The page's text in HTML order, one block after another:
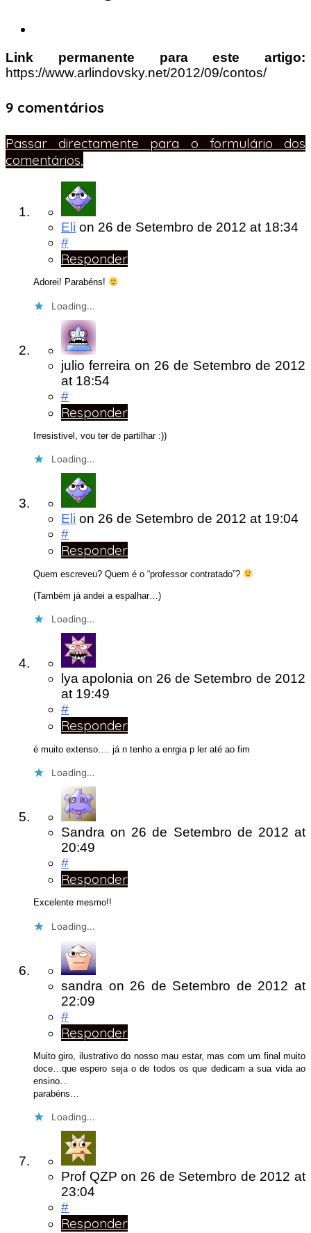
Link permanente para este artigo:
https://www.arlindovsky.net/2012/09/contos/
9 comentários
Passar directamente para o formulário dos
comentários,
Eli on 26 de Setembro de 2012 at 18:34
#
Responder
Adorei! Parabéns!
Loading...
julio ferreira on 26 de Setembro de 2012
at 18:54
#
Responder
Irresistivel, vou ter de partilhar :))
Loading...
Eli on 26 de Setembro de 2012 at 19:04
#
Responder
Quem escreveu? Quem é o “professor contratado”?
(Também já andei a espalhar…)
Loading...
lya apolonia on 26 de Setembro de 2012
at 19:49
#
Responder
é muito extenso…. já n tenho a enrgia p ler até ao fim
Loading...
Sandra on 26 de Setembro de 2012at
20:49
#
Responder
Excelente mesmo!!
Loading...
sandra on 26 de Setembro de 2012at
22:09
#
Responder
Muito giro, ilustrativo do nosso mau estar, mas com um final muito
doce…que espero seja o de todos os que dedicam a sua vida ao
ensino…
parabéns…
Loading...
Prof QZP on 26 de Setembro de 2012 at
23:04
#
Responder